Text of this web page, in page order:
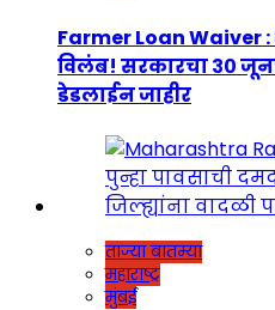
Farmer Loan Waiver
विलंब! सरकारचा ३०
डेडलाईन जाहीर
ताज्या बातम्या
महाराष्ट्र
मुंबई